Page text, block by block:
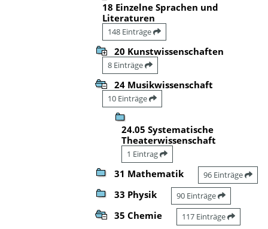
18 Einzelne Sprachen und
Literaturen
148 Einträge
20 Kunstwissenschaften
8 Einträge
24 Musikwissenschaft
10 Einträge
24.05 Systematische
Theaterwissenschaft
1 Eintrag
31 Mathematik 96 Einträge
33 Physik 90 Einträge
35 Chemie 117 Einträge